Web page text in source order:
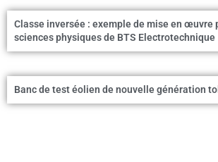
Classe inversée : exemple de mise en œuvre
sciences physiques de BTS Electrotechnique
Banc de test éolien de nouvelle génération